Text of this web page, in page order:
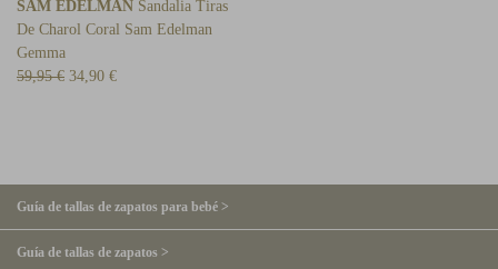
SAM EDELMAN Sandalia Tiras
De Charol Coral Sam Edelman
Gemma
59,95 € 34,90 €
Guía de tallas de zapatos para bebé >
Guía de tallas de zapatos >